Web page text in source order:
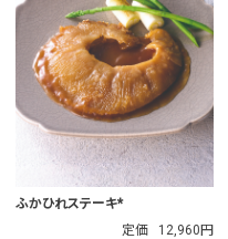
ふかひれステーキ*
定価
12,960円